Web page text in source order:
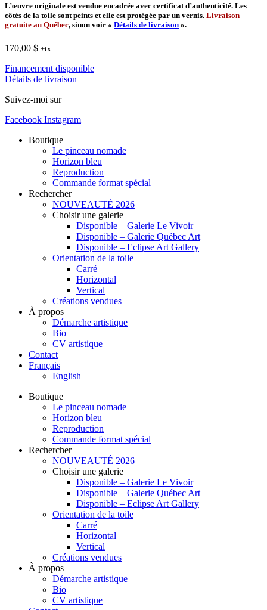
L’œuvre originale est vendue encadrée avec certificat d’authenticité. Les
côtés de la toile sont peints et elle est protégée par un vernis. Livraison
gratuite au Québec, sinon voir « Détails de livraison ».
170,00 $ +tx
Financement disponible
Détails de livraison
Suivez-moi sur
Facebook Instagram
Boutique
Le pinceau nomade
Horizon bleu
Reproduction
Commande format spécial
Rechercher
NOUVEAUTÉ 2026
Choisir une galerie
Disponible – Galerie Le Vivoir
Disponible – Galerie Québec Art
Disponible – Eclipse Art Gallery
Orientation de la toile
Carré
Horizontal
Vertical
Créations vendues
À propos
Démarche artistique
Bio
CV artistique
Contact
Français
English
Boutique
Le pinceau nomade
Horizon bleu
Reproduction
Commande format spécial
Rechercher
NOUVEAUTÉ 2026
Choisir une galerie
Disponible – Galerie Le Vivoir
Disponible – Galerie Québec Art
Disponible – Eclipse Art Gallery
Orientation de la toile
Carré
Horizontal
Vertical
Créations vendues
À propos
Démarche artistique
Bio
CV artistique